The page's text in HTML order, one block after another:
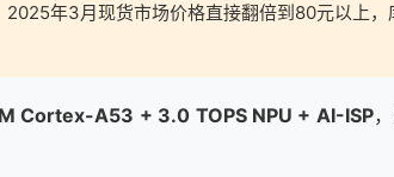
年3月现货市场价格直接翻倍到80元以上
Cortex-A53 + 3.0 TOPS NPU + AI-ISP